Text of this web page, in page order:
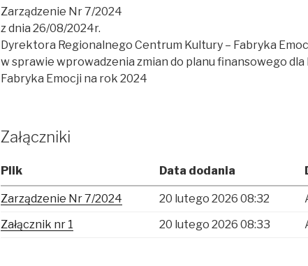
Zarządzenie Nr 7/2024
z dnia 26/08/2024r.
Dyrektora Regionalnego Centrum Kultury – Fabryka
w sprawie wprowadzenia zmian do planu finansowego
Fabryka Emocji na rok 2024
Załączniki
Plik Data dodania
Zarządzenie Nr 7/2024 20 lutego 2026 08:32
Załącznik nr 1
20 lutego 2026 08:33